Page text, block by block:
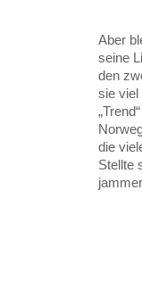
Aber
seine
den
sie viel
die
Stellte